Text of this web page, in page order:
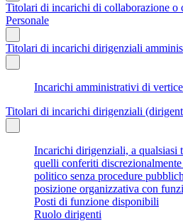
Titolari di incarichi di collaborazione o
Personale
Titolari di incarichi dirigenziali
Incarichi amministrativi di
Titolari di incarichi dirigenziali
Incarichi dirigenziali, a
quelli conferiti
politico senza procedure
posizione organizzativa con
Posti di funzione disponibili
Ruolo dirigenti